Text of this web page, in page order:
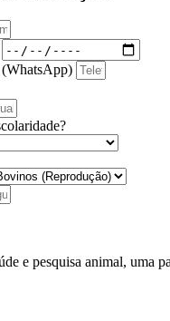
e pesquisa animal, uma